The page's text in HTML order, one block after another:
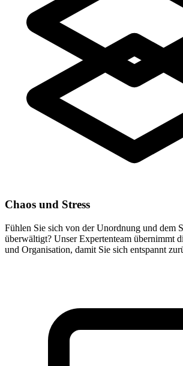
Chaos und Stress
Fühlen Sie sich von der Unordnung und dem
überwältigt? Unser Expertenteam übernimmt
und Organisation, damit Sie sich entspannt